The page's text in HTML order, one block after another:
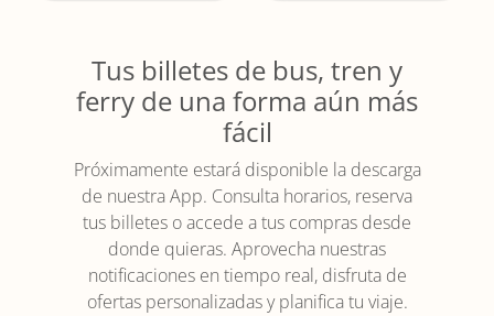
Tus billetes de bus, tren y
ferry de una forma aún más
fácil
Próximamente estará disponible la descarga
de nuestra App. Consulta horarios, reserva
tus billetes o accede a tus compras desde
donde quieras. Aprovecha nuestras
notificaciones en tiempo real, disfruta de
ofertas personalizadas y planifica tu viaje.